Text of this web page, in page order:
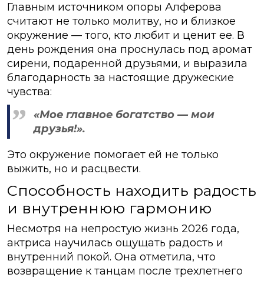
Главным источником опоры Алферова
считают не только молитву, но и близкое
окружение — того, кто любит и ценит ее. В
день рождения она проснулась под аромат
сирени, подаренной друзьями, и выразила
благодарность за настоящие дружеские
чувства:
«Мое главное богатство — мои
друзья!».
Это окружение помогает ей не только
выжить, но и расцвести.
Способность находить радость
и внутреннюю гармонию
Несмотря на непростую жизнь 2026 года,
актриса научилась ощущать радость и
внутренний покой. Она отметила, что
возвращение к танцам после трехлетнего